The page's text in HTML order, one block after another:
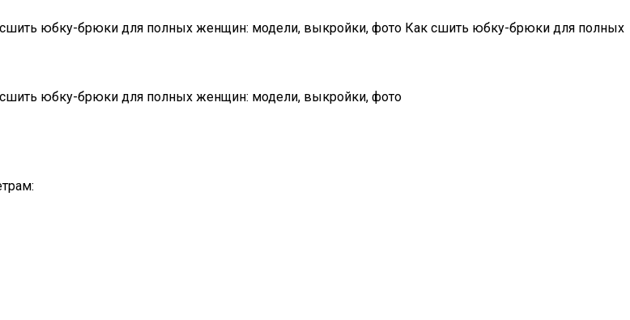
юбку-брюки для полных женщин: модели, выкройки, фото Как сшить юбку-брюки для полных
юбку-брюки для полных женщин: модели, выкройки, фото